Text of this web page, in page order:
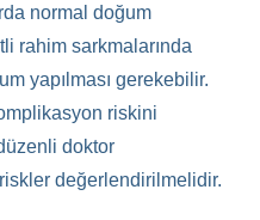
normal doğum
rahim sarkmalarında
yapılması gerekebilir.
riskini
doktor
değerlendirilmelidir.